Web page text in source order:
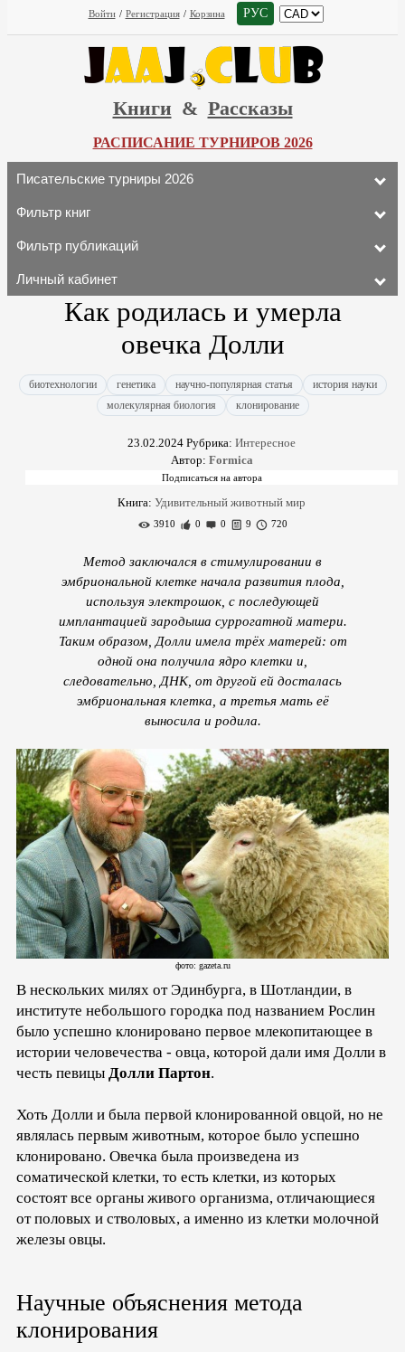
Войти / Регистрация / Корзина РУС
Книги & Рассказы
РАСПИСАНИЕ ТУРНИРОВ 2026
Писательские турниры 2026
Фильтр книг
Фильтр публикаций
Личный кабинет
Как родилась и умерла
овечка Долли
биотехнологии генетика научно-популярная статья
история науки
молекулярная биология
клонирование
23.02.2024 Рубрика: Интересное
Автор: Formica
Книга: Удивительный животный мир
3910 0 0 9 720
Метод заключался в стимулировании в
эмбриональной клетке начала развития плода,
используя электрошок, с последующей
имплантацией зародыша суррогатной матери.
Таким образом, Долли имела трёх матерей: от
одной она получила ядро клетки и,
следовательно, ДНК, от другой ей досталась
эмбриональная клетка, а третья мать её
выносила и родила.
фото: gazeta.ru
В нескольких милях от Эдинбурга, в Шотландии, в
институте небольшого городка под названием Рослин
было успешно клонировано первое млекопитающее в
истории человечества - овца, которой дали имя Долли в
честь певицы Долли Партон.
Хоть Долли и была первой клонированной овцой, но не
являлась первым животным, которое было успешно
клонировано. Овечка была произведена из
соматической клетки, то есть клетки, из которых
состоят все органы живого организма, отличающиеся
от половых и стволовых, а именно из клетки молочной
железы овцы.
Научные объяснения метода
клонирования